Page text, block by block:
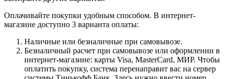
Оплачивайте покупки удобным способом. В интернет-
магазине доступно 3 варианта оплаты:
Наличные или безналичные при самовывозе.
Безналичный расчет при самовывозе или оформлении в
интернет-магазине: карты Visa, MasterCard, МИР. Чтобы
оплатить покупку, система перенаправит вас на сервер